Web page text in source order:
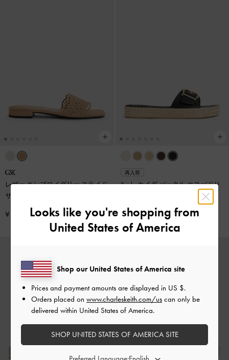
レザー エンブロイダリー スライド
サンダル
¥ 11,900
再入荷
Kaida カイダ バックル エスパドリ
¥ 8,900
Looks like you're shopping from
United States of America
Shop our United States of America site
Prices and payment amounts are displayed in US $.
Orders placed on www.charleskeith.com/us can only be
delivered within United States of America.
SHOP UNITED STATES OF AMERICA SITE